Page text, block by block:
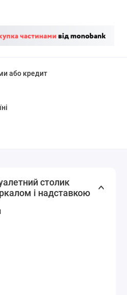
або кредит
столик
і надставкою